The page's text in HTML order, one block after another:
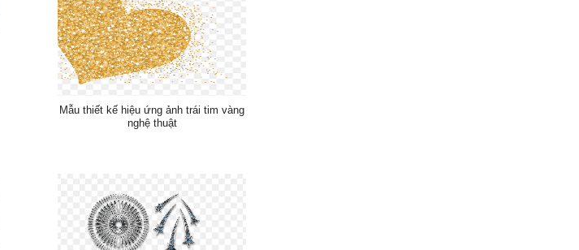
Mẫu thiết kế hiệu ứng ảnh trái tim vàng
nghệ thuật